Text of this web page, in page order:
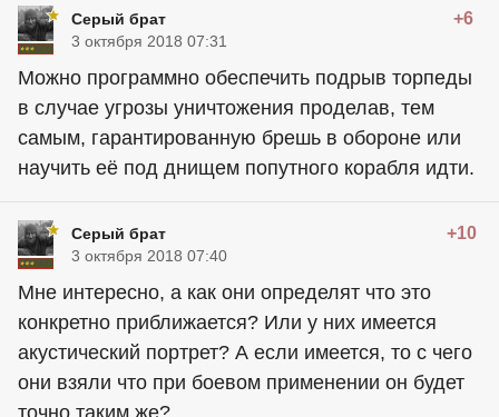
Серый брат +6
3 октября 2018 07:31
Можно программно обеспечить подрыв торпеды
в случае угрозы уничтожения проделав, тем
самым, гарантированную брешь в обороне или
научить её под днищем попутного корабля идти.
Серый брат +10
3 октября 2018 07:40
Мне интересно, а как они определят что это
конкретно приближается? Или у них имеется
акустический портрет? А если имеется, то с чего
они взяли что при боевом применении он будет
точно таким же?